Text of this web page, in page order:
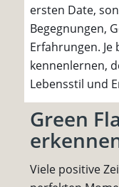
ersten Date,
Begegnungen,
Erfahrungen. Je
kennenlernen,
Lebensstil und
Green
Viele positive